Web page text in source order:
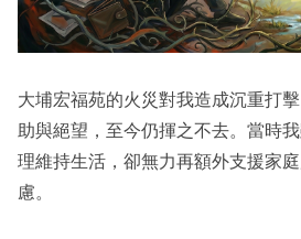
大埔宏福苑的火災對我造成沉重打
助與絕望，至今仍揮之不去。當時
理維持生活，卻無力再額外支援家
慮。